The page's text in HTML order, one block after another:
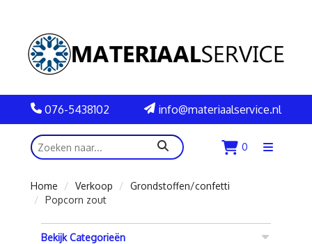
076-5438102 info@materiaalservice.nl
zoeken 0
Menu
Home
Verkoop
Grondstoffen/confetti
Popcorn zout
Bekijk Categorieën